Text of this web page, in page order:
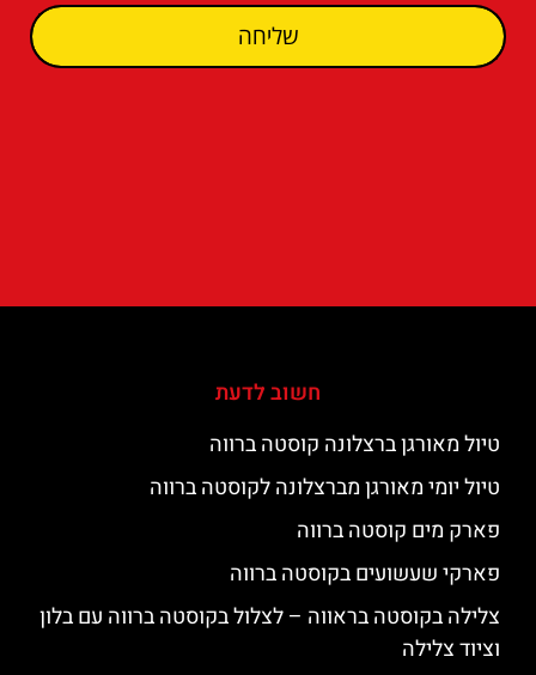
שליחה
חשוב לדעת
טיול מאורגן ברצלונה קוסטה ברווה
טיול יומי מאורגן מברצלונה לקוסטה ברווה
פארק מים קוסטה ברווה
פארקי שעשועים בקוסטה ברווה
צלילה בקוסטה בראווה – לצלול בקוסטה ברווה עם בלון
וציוד צלילה